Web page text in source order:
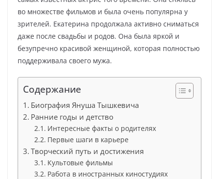
во множестве фильмов и была очень популярна у
зрителей. Екатерина продолжала активно сниматься
даже после свадьбы и родов. Она была яркой и
безупречно красивой женщиной, которая полностью
поддерживала своего мужа.
Содержание
Биография Януша Тышкевича
Ранние годы и детство
Интересные факты о родителях
Первые шаги в карьере
Творческий путь и достижения
Культовые фильмы
Работа в иностранных киностудиях